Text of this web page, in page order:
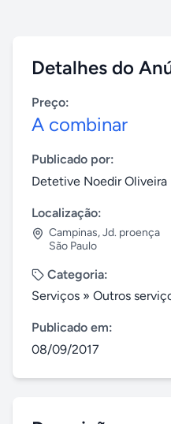
Detalhes do
Preço:
A combinar
Publicado por:
Detetive Noedir Oliveira
Localização:
Campinas,Jd. proença
São Paulo
Categoria:
Serviços » Outros
Publicado em:
08/09/2017